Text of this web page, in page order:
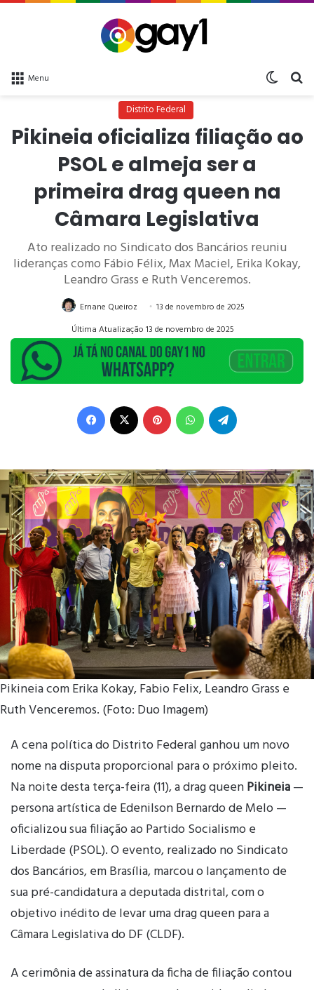
Menu
Distrito Federal
Pikineia oficializa filiação ao
PSOL e almeja ser a
primeira drag queen na
Câmara Legislativa
Ato realizado no Sindicato dos Bancários reuniu
lideranças como Fábio Félix, Max Maciel, Erika Kokay,
Leandro Grass e Ruth Venceremos.
Ernane Queiroz
13 de novembro de 2025
Última Atualização 13 de novembro de 2025
Facebook Pinterest WhatsApp
Pikineia com Erika Kokay, Fabio Felix, Leandro Grass e
Ruth Venceremos. (Foto: Duo Imagem)
A cena política do Distrito Federal ganhou um novo
nome na disputa proporcional para o próximo pleito.
Na noite desta terça-feira (11), a drag queenPikineia—
persona artística de Edenilson Bernardo de Melo —
oficializou sua filiação ao Partido Socialismo e
Liberdade (PSOL). O evento, realizado no Sindicato
dos Bancários, em Brasília, marcou o lançamento de
sua pré-candidatura a deputada distrital, com o
objetivo inédito de levar uma drag queen para a
Câmara Legislativa do DF (CLDF).
A cerimônia de assinatura da ficha de filiação contou